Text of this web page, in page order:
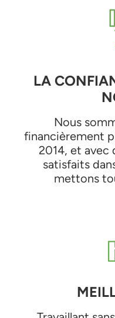
LA
Nous
financièrement
2014, et avec
satisfaits
mettons